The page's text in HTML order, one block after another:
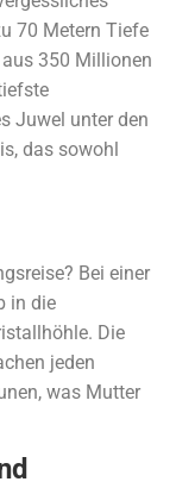
70 Metern Tiefe
350 Millionen
Juwel unter den
das sowohl
Bei einer
in die
Die
jeden
was Mutter